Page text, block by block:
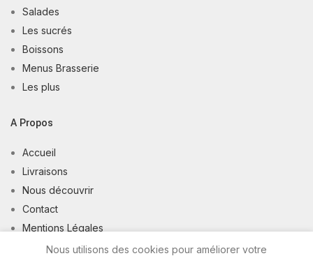
Salades
Les sucrés
Boissons
Menus Brasserie
Les plus
A Propos
Accueil
Livraisons
Nous découvrir
Contact
Mentions Légales
Conditions Générales de Vente
Nous utilisons des cookies pour améliorer votre